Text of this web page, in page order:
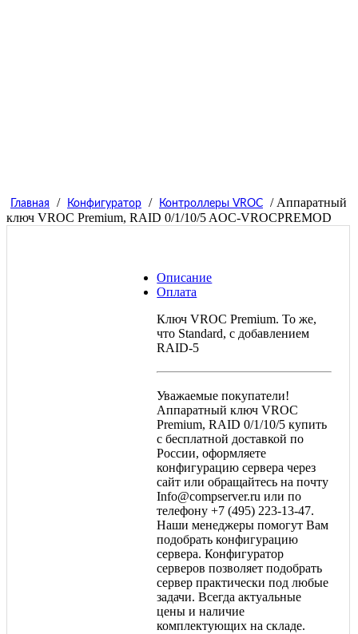
Главная / Конфигуратор / Контроллеры VROC
/ Аппаратный
ключ VROC Premium, RAID 0/1/10/5 AOC-VROCPREMOD
Описание
Оплата
Ключ VROC Premium. То же,
что Standard, с добавлением
RAID-5
Уважаемые покупатели!
Аппаратный ключ VROC
Premium, RAID 0/1/10/5 купить
с бесплатной доставкой по
России, оформляете
конфигурацию сервера через
сайт или обращайтесь на почту
Info@compserver.ru или по
телефону +7 (495) 223-13-47.
Наши менеджеры помогут Вам
подобрать конфигурацию
сервера. Конфигуратор
серверов позволяет подобрать
сервер практически под любые
задачи. Всегда актуальные
цены и наличие
комплектующих на складе.